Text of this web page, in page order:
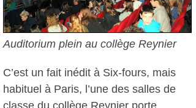
Auditorium plein au collège Reynier
C’est un fait inédit à Six-fours, mais
habituel à Paris, l’une des salles de
classe du collège Reynier porte